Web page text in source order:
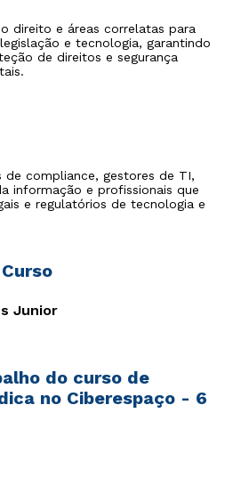
direito e áreas correlatas para
e tecnologia, garantindo
de direitos e segurança
de compliance, gestores de TI,
informação e profissionais que
e regulatórios de tecnologia e
Junior
do curso de
no Ciberespaço - 6